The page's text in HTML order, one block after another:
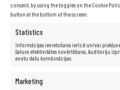
consent, by using the toggles on the Cookie
button at the bottom of the screen.
Statistics
Informācijas ievietošana ierīcē un/vai
Satura efektivitātes novērtēšana, Auditoriju
avotu datu kombinācijas.
Marketing
RAM:
Cietais disks:
Skaņas karte:
Sakari:LAN
I/O porti:
4 x priekšpusē), 2 x audio,